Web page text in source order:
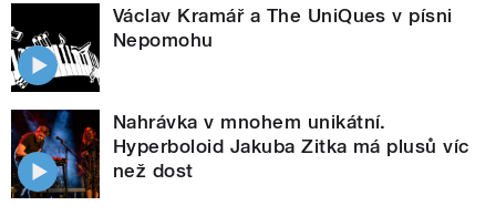
Václav Kramář a The UniQues v písni
Nepomohu
Nahrávka v mnohem unikátní.
Hyperboloid Jakuba Zitka má plusů víc
než dost